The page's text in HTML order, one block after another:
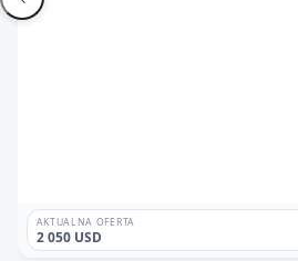
AKTUALNA OFERTA
2 050 USD